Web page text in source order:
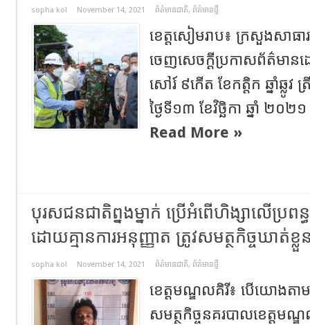
sopha kol November 14, 2021 ព័ត៌មានជាតិ, ព័ត៌មានថ្មី
ខេត្តសៀមរាប៖ ក្រសួងសាធ
ចេញសេចក្តីប្រកាសព័ត៌មានដ
សៅរ៍ ៩កើត ខែកត្តិក ឆ្នាំឆ្
ថ្ងៃទី១៣ ខែវិច្ឆិកា ឆ្នាំ ២០
Read More »
បុរសជនជាតិព្នងម្នាក់​ ប្រើអំពើហិង្សាលើប្រព
ដោយគ្មានការអនុញ្ញាត ត្រូវ​សមត្ថកិច្ច​ឃាត់ខ្លួ
sopha kol November 14, 2021 ព័ត៌មានជាតិ, ព័ត៌មានថ្មី
ខេត្តមណ្ឌលគិរី​៖ បេី​យោង​ត
សមត្ថកិច្ច​នគរបាល​ខេត្ត​មណ្